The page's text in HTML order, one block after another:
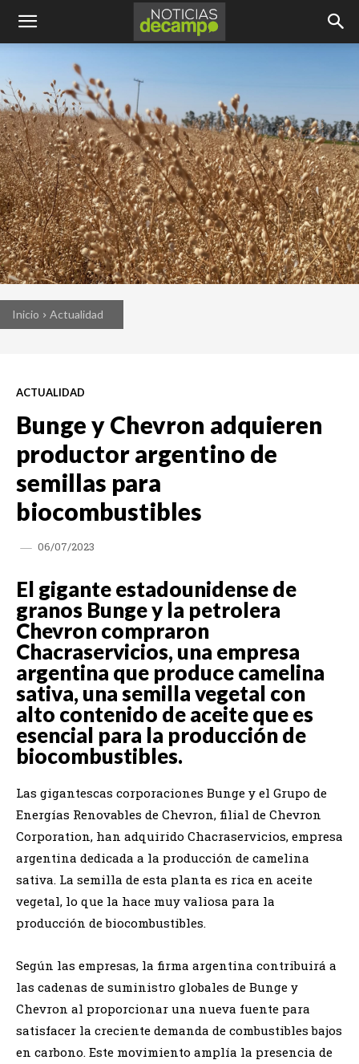
Inicio Actualidad
ACTUALIDAD
Bunge y Chevron adquieren
productor argentino de
semillas para
biocombustibles
06/07/2023
El gigante estadounidense de
granos Bunge y la petrolera
Chevron compraron
Chacraservicios, una empresa
argentina que produce camelina
sativa, una semilla vegetal con
alto contenido de aceite que es
esencial para la producción de
biocombustibles.
Las gigantescas corporaciones Bunge y el Grupo de
Energías Renovables de Chevron, filial de Chevron
Corporation, han adquirido Chacraservicios, empresa
argentina dedicada a la producción de camelina
sativa. La semilla de esta planta es rica en aceite
vegetal, lo que la hace muy valiosa para la
producción de biocombustibles.
Según las empresas, la firma argentina contribuirá a
las cadenas de suministro globales de Bunge y
Chevron al proporcionar una nueva fuente para
satisfacer la creciente demanda de combustibles bajos
en carbono. Este movimiento amplía la presencia de